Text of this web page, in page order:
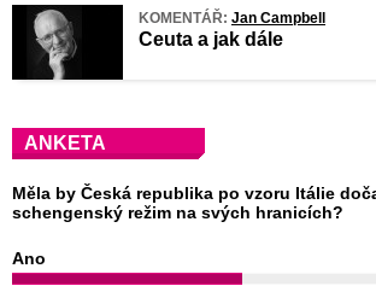
KOMENTÁŘ: Jan Campbell
Ceuta a jak dále
ANKETA
Měla by Česká republika po vzoru Itálie
schengenský režim na svých hranicích?
Ano